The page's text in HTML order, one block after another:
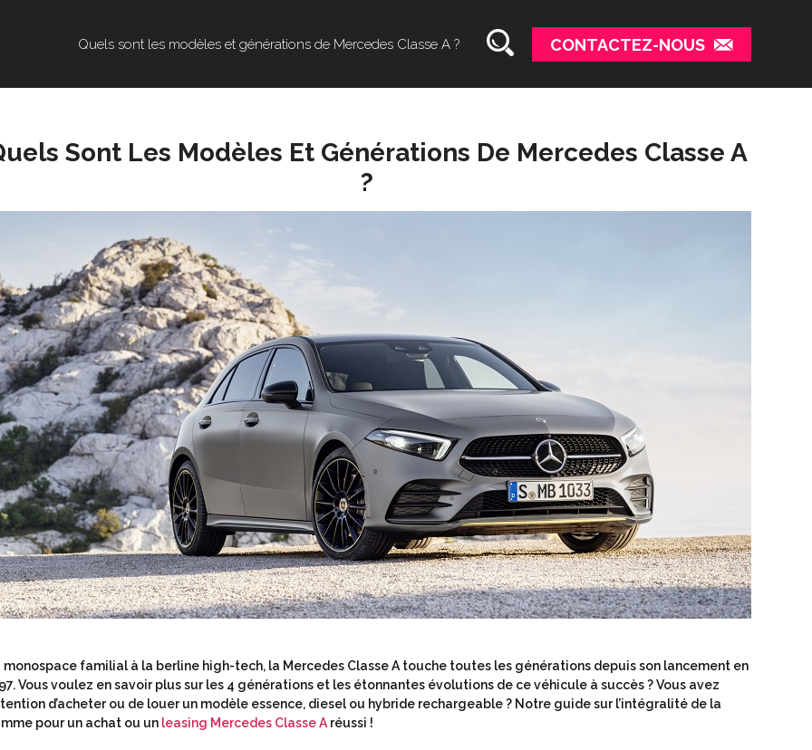
Quels sont les modèles et générations de Mercedes Classe A ? CONTACTEZ-NOUS
Sont Les Modèles Et Générations De Mercedes Classe A
?
monospace familial à la berline high-tech, la Mercedes Classe A touche toutes les générations depuis son lancement en
Vous voulez en savoir plus sur les 4 générations et les étonnantes évolutions de ce véhicule à succès ? Vous avez
d’acheter ou de louer un modèle essence, diesel ou hybride rechargeable ? Notre guide sur l’intégralité de la
pour un achat ou un leasing Mercedes Classe A réussi !